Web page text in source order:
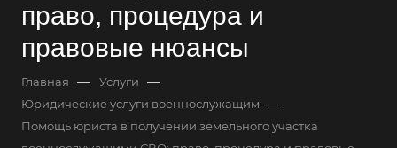
право, процедура и
правовые нюансы
Главная — Услуги —
Юридические услуги военнослужащим —
Помощь юриста в получении земельного участка